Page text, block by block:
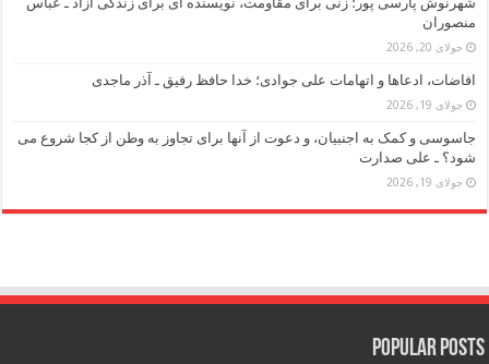
منصوران
جولای 20, 2026
افاضات، ادعاها و اتهامات علی جوادی؛ خدا حافظ رفیق ـ آذر ماجدی
جولای 19, 2026
جاسوسی و کمک به اجنبیان، و دعوت از آنها برای تجاوز به وطن از کجا شروع می
شود؟ ـ علی صدارت
جولای 19, 2026
Popular Posts